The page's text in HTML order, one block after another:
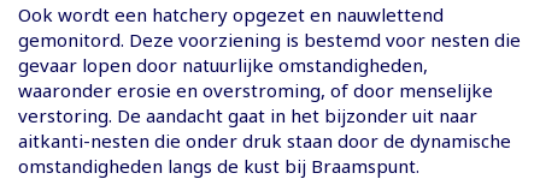
Ook wordt een hatchery opgezet en nauwlettend
gemonitord. Deze voorziening is bestemd voor nesten die
gevaar lopen door natuurlijke omstandigheden,
waaronder erosie en overstroming, of door menselijke
verstoring. De aandacht gaat in het bijzonder uit naar
aitkanti-nesten die onder druk staan door de dynamische
omstandigheden langs de kust bij Braamspunt.